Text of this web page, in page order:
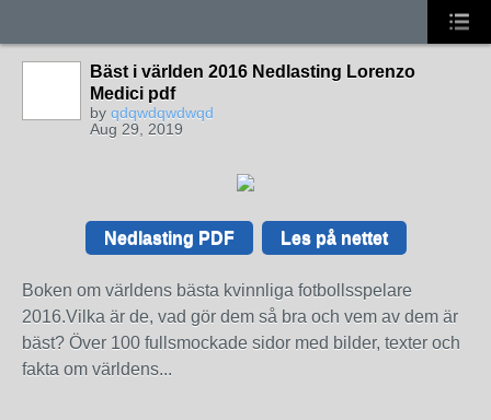
Bäst i världen 2016 Nedlasting Lorenzo
Medici pdf
by qdqwdqwdwqd
Aug 29, 2019
Nedlasting PDF Les på nettet
Boken om världens bästa kvinnliga fotbollsspelare
2016.Vilka är de, vad gör dem så bra och vem av dem är
bäst? Över 100 fullsmockade sidor med bilder, texter och
fakta om världens...